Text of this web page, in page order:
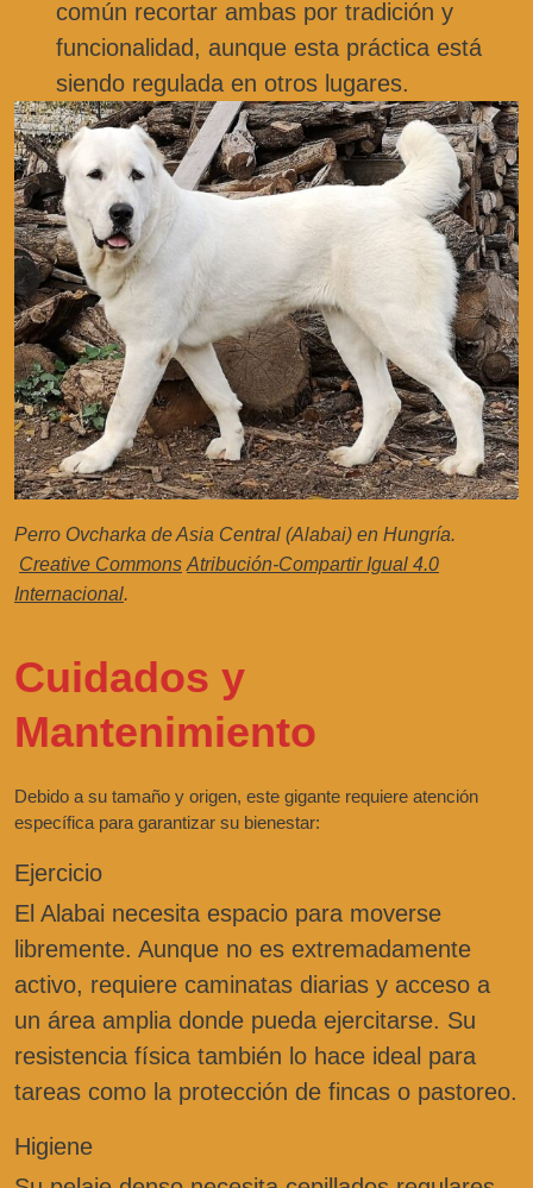
común recortar ambas por tradición y
funcionalidad, aunque esta práctica está
siendo regulada en otros lugares.
Perro Ovcharka de Asia Central (Alabai) en Hungría.
Creative Commons Atribución-Compartir Igual 4.0
Internacional.
Cuidados y
Mantenimiento
Debido a su tamaño y origen, este gigante requiere atención
específica para garantizar su bienestar:
Ejercicio
El Alabai necesita espacio para moverse
libremente. Aunque no es extremadamente
activo, requiere caminatas diarias y acceso a
un área amplia donde pueda ejercitarse. Su
resistencia física también lo hace ideal para
tareas como la protección de fincas o pastoreo.
Higiene